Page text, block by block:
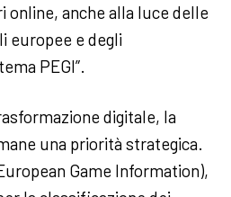
online, anche alla luce delle
europee e degli
PEGI”.
digitale, la
una priorità strategica.
Game Information),